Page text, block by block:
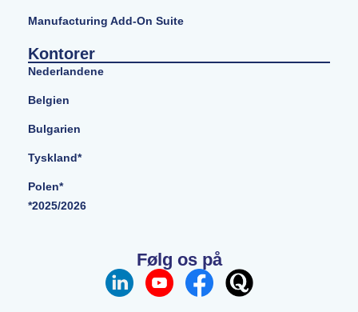
Manufacturing Add-On Suite
Kontorer
Nederlandene
Belgien
Bulgarien
Tyskland*
Polen*
*2025/2026
Følg os på